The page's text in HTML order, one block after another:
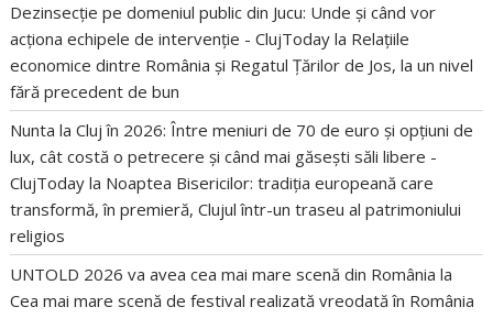
Dezinsecție pe domeniul public din Jucu: Unde și când vor
acționa echipele de intervenție - ClujToday la Relațiile
economice dintre România și Regatul Țărilor de Jos, la un nivel
fără precedent de bun
Nunta la Cluj în 2026: Între meniuri de 70 de euro și opțiuni de
lux, cât costă o petrecere și când mai găsești săli libere -
ClujToday la Noaptea Bisericilor: tradiția europeană care
transformă, în premieră, Clujul într-un traseu al patrimoniului
religios
UNTOLD 2026 va avea cea mai mare scenă din România la
Cea mai mare scenă de festival realizată vreodată în România